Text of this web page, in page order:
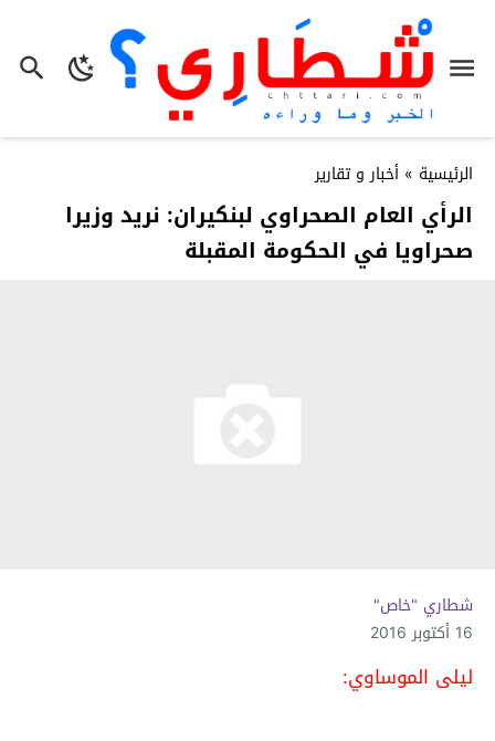
الرئيسية » أخبار و تقارير
الرأي العام الصحراوي لبنكيران: نريد وزيرا
صحراويا في الحكومة المقبلة
شطاري "خاص"
16 أكتوبر 2016
ليلى الموساوي: